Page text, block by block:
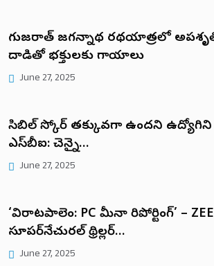
గుజరాత్ జగన్నాథ రథయాత్రలో
దాడితో భక్తులకు గాయాలు
June 27, 2025
సిబిల్ స్కోర్ తక్కువగా ఉందని
ఎస్‌బీఐ: చెన్నై…
June 27, 2025
‘విరాటపాలెం: PC మీనా రిపోర్టింగ్’ –
సూపర్‌నేచురల్ థ్రిల్లర్…
June 27, 2025